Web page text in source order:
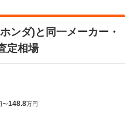
ンダ)と同一メーカー・
定相場
〜148.8万円